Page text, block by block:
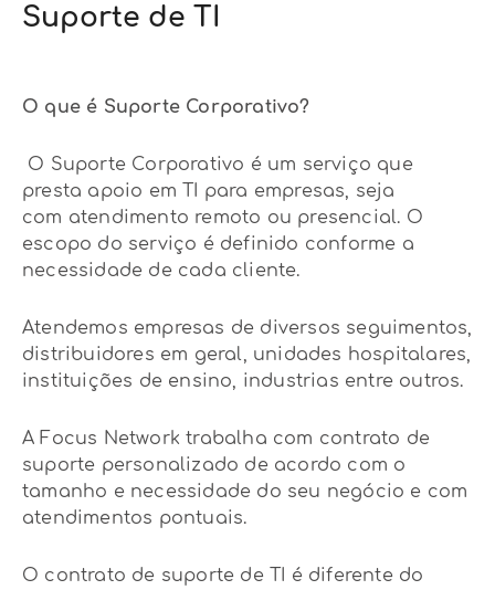
Suporte de TI
O que é Suporte Corporativo?
O Suporte Corporativo é um serviço que
presta apoio em TI para empresas, seja
com atendimento remoto ou presencial. O
escopo do serviço é definido conforme a
necessidade de cada cliente.
Atendemos empresas de diversos seguimentos,
distribuidores em geral, unidades hospitalares,
instituições de ensino, industrias entre outros.
A Focus Network trabalha com contrato de
suporte personalizado de acordo com o
tamanho e necessidade do seu negócio e com
atendimentos pontuais.
O contrato de suporte de TI é diferente do